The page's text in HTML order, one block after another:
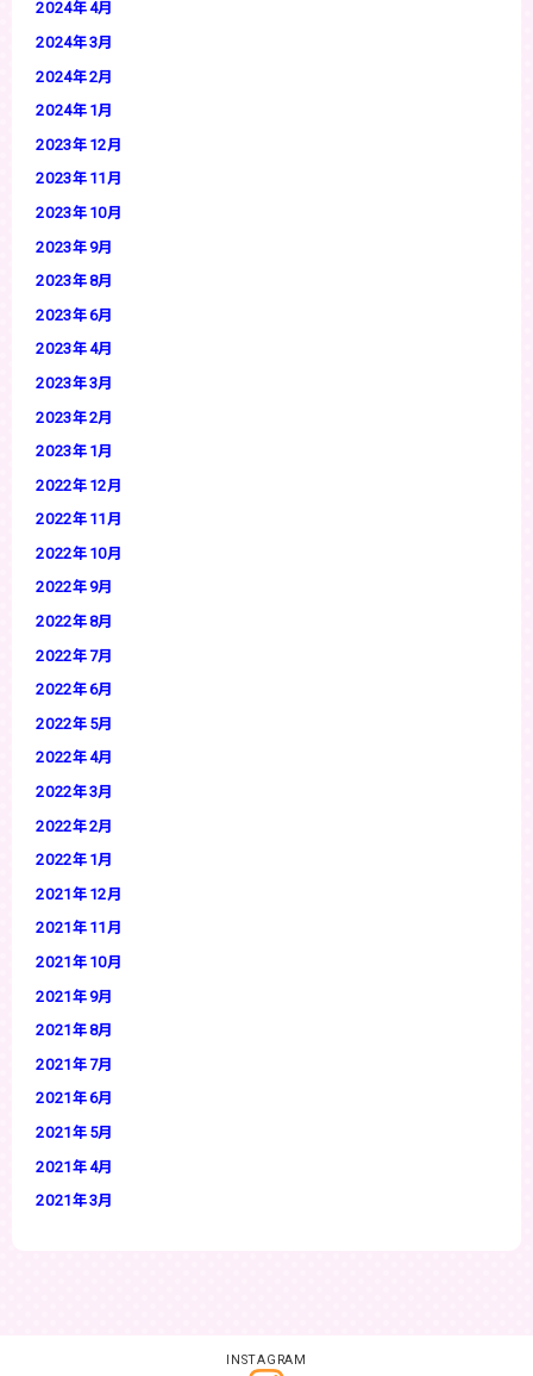
2024年4月
2024年3月
2024年2月
2024年1月
2023年12月
2023年11月
2023年10月
2023年9月
2023年8月
2023年6月
2023年4月
2023年3月
2023年2月
2023年1月
2022年12月
2022年11月
2022年10月
2022年9月
2022年8月
2022年7月
2022年6月
2022年5月
2022年4月
2022年3月
2022年2月
2022年1月
2021年12月
2021年11月
2021年10月
2021年9月
2021年8月
2021年7月
2021年6月
2021年5月
2021年4月
2021年3月
INSTAGRAM